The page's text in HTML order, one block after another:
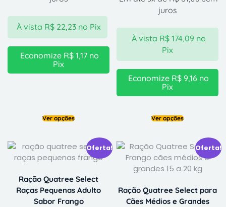
À vista R$22,23 no Pix
Economize R$ 1,17 no
Pix
Ver opções
juros
À vista R$174,09 no
Pix
Economize R$ 9,16 no
Pix
Ver opções
Oferta!
Ração Quatree Select
Raças Pequenas Adulto
Sabor Frango
Oferta!
Ração Quatree Select para
Cães Médios e Grandes